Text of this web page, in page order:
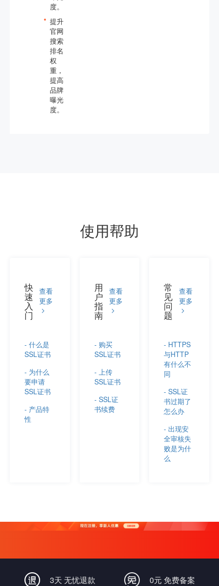
度。
提升
官网
搜索
排名
权
重，
提高
品牌
曝光
度。
使用帮助
快
速
入
门
查看
更多
- 什么是
SSL证书
- 为什么
要申请
SSL证书
- 产品特
性
用
户
指
南
查看
更多
- 购买
SSL证书
- 上传
SSL证书
- SSL证
书续费
常
见
问
题
查看
更多
- HTTPS
与HTTP
有什么不
同
- SSL证
书过期了
怎么办
- 出现安
全审核失
败是为什
么
3天 无忧退款 0元 免费备案